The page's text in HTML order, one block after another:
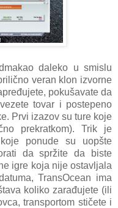
daleko u smislu
veran klon izvorne
pokušavate da
tovar i postepeno
Prvi izazov su ture koje
prekratkom). Trik je
ponude su uopšte
da spržite da biste
igre koja nije ostavljala
TransOcean ima
koliko zarađujete (ili
transportom stičete i